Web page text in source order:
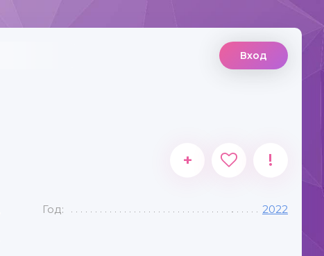
Вход
+ !
Год: 2022